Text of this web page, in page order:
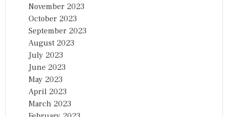
November 2023
October 2023
September 2023
August 2023
July 2023
June 2023
May 2023
April 2023
March 2023